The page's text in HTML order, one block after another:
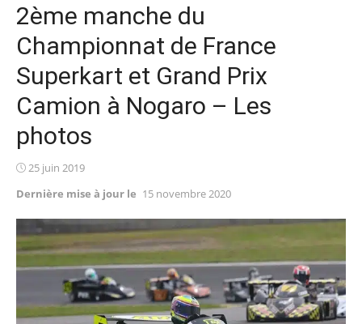
2ème manche du
Championnat de France
Superkart et Grand Prix
Camion à Nogaro – Les
photos
Posted
25 juin 2019
Dernière mise à jour le 15 novembre 2020